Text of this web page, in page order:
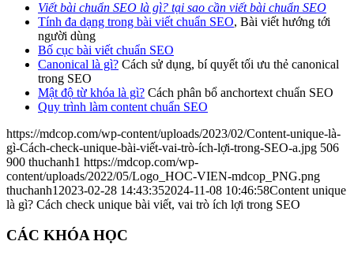
Viết bài chuẩn SEO là gì? tại sao cần viết bài chuẩn SEO
Tính đa dạng trong bài viết chuẩn SEO, Bài viết hướng tới
người dùng
Bố cục bài viết chuẩn SEO
Canonical là gì? Cách sử dụng, bí quyết tối ưu thẻ canonical
trong SEO
Mật độ từ khóa là gì? Cách phân bổ anchortext chuẩn SEO
Quy trình làm content chuẩn SEO
https://mdcop.com/wp-content/uploads/2023/02/Content-unique-là-
gì-Cách-check-unique-bài-viết-vai-trò-ích-lợi-trong-SEO-a.jpg 506
900 thuchanh1 https://mdcop.com/wp-
content/uploads/2022/05/Logo_HOC-VIEN-mdcop_PNG.png
thuchanh1 2023-02-28 14:43:352024-11-08 10:46:58Content unique
là gì? Cách check unique bài viết, vai trò ích lợi trong SEO
CÁC KHÓA HỌC